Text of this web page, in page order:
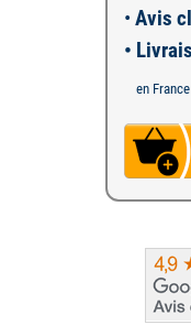
• Avis
•
en